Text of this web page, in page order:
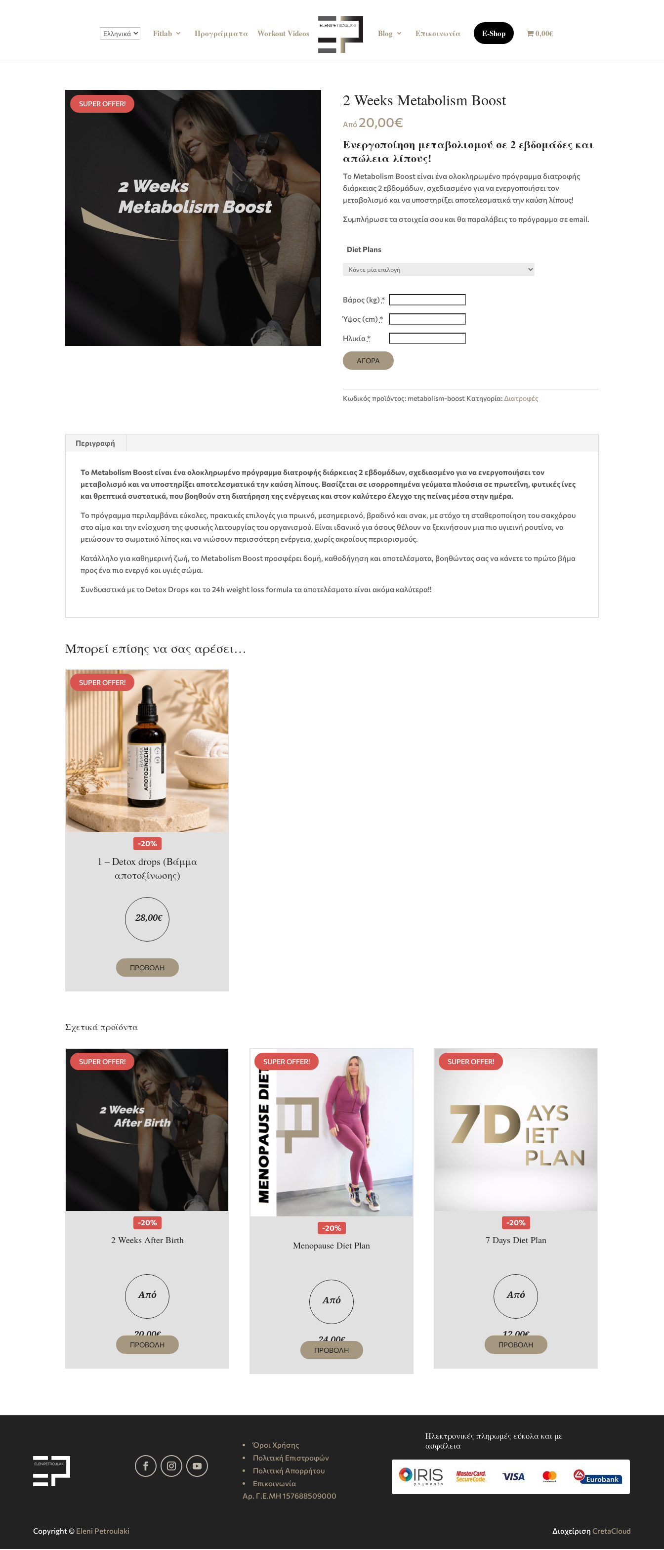
Fitlab Προγράμματα Workout Videos Blog Επικοινωνία E-Shop 0,00€
SUPER OFFER! 2 Weeks Metabolism Boost
Από 20,00€
Ενεργοποίηση μεταβολισμού σε 2 εβδομάδες και
απώλεια λίπους!
Το Metabolism Boost είναι ένα ολοκληρωμένο πρόγραμμα διατροφής
διάρκειας 2 εβδομάδων, σχεδιασμένο για να ενεργοποιήσει τον
μεταβολισμό και να υποστηρίξει αποτελεσματικά την καύση λίπους!
Συμπλήρωσε τα στοιχεία σου και θα παραλάβεις το πρόγραμμα σε email.
Diet Plans
Βάρος (kg) *
Ύψος (cm) *
Ηλικία*
ΑΓΟΡΑ
Κωδικός προϊόντος: metabolism-boost Κατηγορία: Διατροφές
Περιγραφή
Το Metabolism Boost είναι ένα ολοκληρωμένο πρόγραμμα διατροφής διάρκειας 2 εβδομάδων, σχεδιασμένο για να ενεργοποιήσει τον
μεταβολισμό και να υποστηρίξει αποτελεσματικά την καύση λίπους. Βασίζεται σε ισορροπημένα γεύματα πλούσια σε πρωτεΐνη, φυτικές ίνες
και θρεπτικά συστατικά, που βοηθούν στη διατήρηση της ενέργειας και στον καλύτερο έλεγχο της πείνας μέσα στην ημέρα.
Το πρόγραμμα περιλαμβάνει εύκολες, πρακτικές επιλογές για πρωινό, μεσημεριανό, βραδινό και σνακ, με στόχο τη σταθεροποίηση του σακχάρου
στο αίμα και την ενίσχυση της φυσικής λειτουργίας του οργανισμού. Είναι ιδανικό για όσους θέλουν να ξεκινήσουν μια πιο υγιεινή ρουτίνα, να
μειώσουν το σωματικό λίπος και να νιώσουν περισσότερη ενέργεια, χωρίς ακραίους περιορισμούς.
Κατάλληλο για καθημερινή ζωή, το Metabolism Boost προσφέρει δομή, καθοδήγηση και αποτελέσματα, βοηθώντας σας να κάνετε το πρώτο βήμα
προς ένα πιο ενεργό και υγιές σώμα.
Συνδυαστικά με το Detox Drops και το 24h weight loss formula τα αποτελέσματα είναι ακόμα καλύτερα!!
Μπορεί επίσης να σας αρέσει…
SUPER OFFER!
-20%
1 – Detox drops (Βάμμα
αποτοξίνωσης)
28,00€
ΠΡΟΒΟΛΗ
Σχετικά προϊόντα
SUPER OFFER!
-20%
2 Weeks After Birth
Από
20,00€
ΠΡΟΒΟΛΗ
SUPER OFFER!
-20%
Menopause Diet Plan
Από
24,00€
ΠΡΟΒΟΛΗ
SUPER OFFER!
-20%
7 Days Diet Plan
Από
12,00€
ΠΡΟΒΟΛΗ
Όροι Χρήσης
Πολιτική Επιστροφών
Πολιτική Απορρήτου
Επικοινωνία
Αρ. Γ.Ε.ΜΗ 157688509000
Ηλεκτρονικές πληρωμές εύκολα και με
ασφάλεια
Copyright ©️ Eleni Petroulaki Διαχείριση CretaCloud